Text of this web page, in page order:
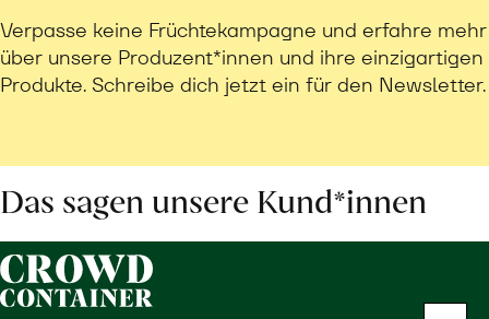
Verpasse keine Früchtekampagne und erfahre mehr
über unsere Produzent*innen und ihre einzigartigen
Produkte. Schreibe dich jetzt ein für den Newsletter.
Das sagen unsere Kund*innen